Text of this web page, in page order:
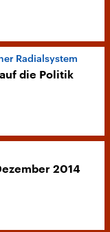
Radialsystem
die Politik
2014